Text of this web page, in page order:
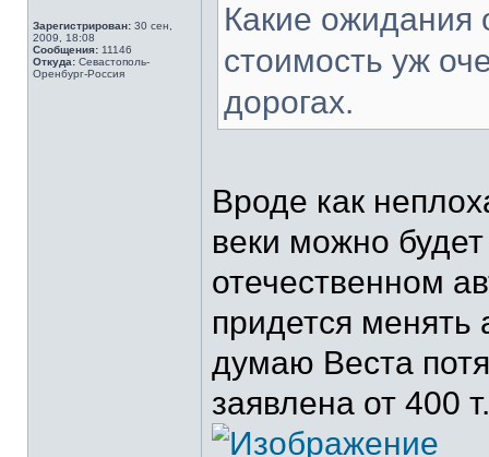
Зарегистрирован: 30 сен,
2009, 18:08
Сообщения: 11146
Откуда: Севастополь-
Оренбург-Россия
Какие
стоимость уж
дорогах.
Вроде как
веки можно
отечественном
придется менять
думаю Веста
заявлена от 400